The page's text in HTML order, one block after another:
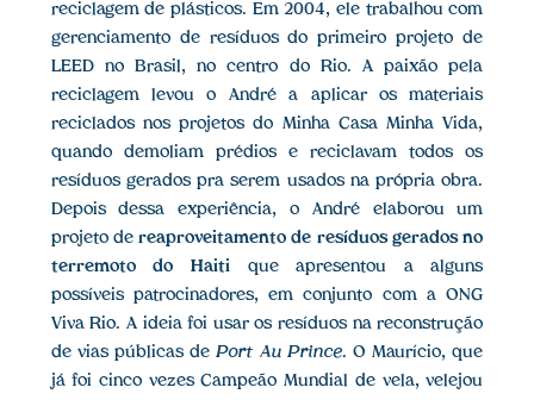
reciclagem de plásticos. Em 2004, ele trabalhou com
gerenciamento de resíduos do primeiro projeto de
LEED no Brasil, no centro do Rio. A paixão pela
reciclagem levou o André a aplicar os materiais
reciclados nos projetos do Minha Casa Minha Vida,
quando demoliam prédios e reciclavam todos os
resíduos gerados pra serem usados na própria obra.
Depois dessa experiência, o André elaborou um
projeto dereaproveitamento de resíduos gerados no
terremoto do Haitique apresentou a alguns
possíveis patrocinadores, em conjunto com a ONG
Viva Rio. A ideia foi usar os resíduos na reconstrução
de vias públicas dePort Au Prince. O Maurício, que
já foi cinco vezes Campeão Mundial de vela, velejou